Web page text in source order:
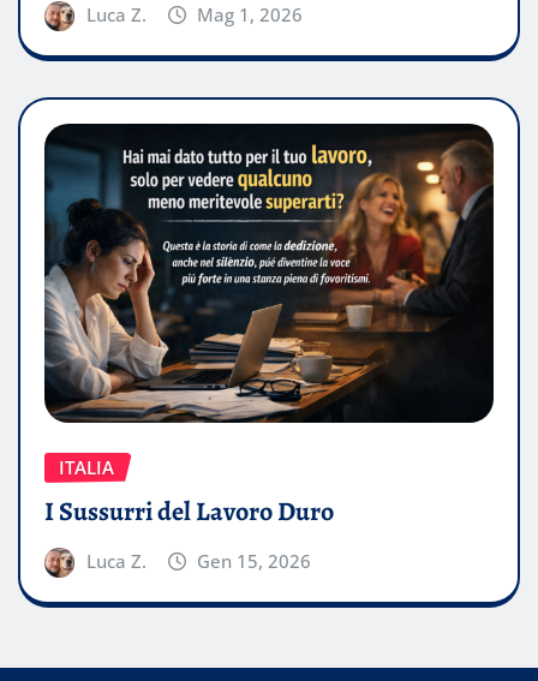
Luca Z. Mag 1, 2026
ITALIA
I Sussurri del Lavoro Duro
Luca Z. Gen 15, 2026